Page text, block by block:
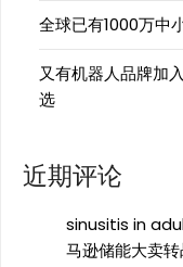
全球已有1000万中
又有机器人品牌加
选
近期评论
sinusitis in
马逊储能大卖